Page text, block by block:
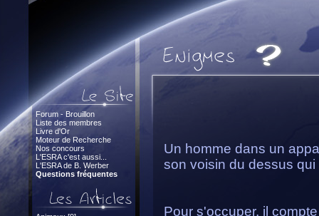
Forum - Brouillon
Liste des membres
Livre d'Or
Moteur de Recherche
Nos concours
L'ESRA c'est aussi...
L'ESRA de B. Werber
Questions fréquentes
Un homme dans un
son voisin du dessus
Pour s'occuper, il